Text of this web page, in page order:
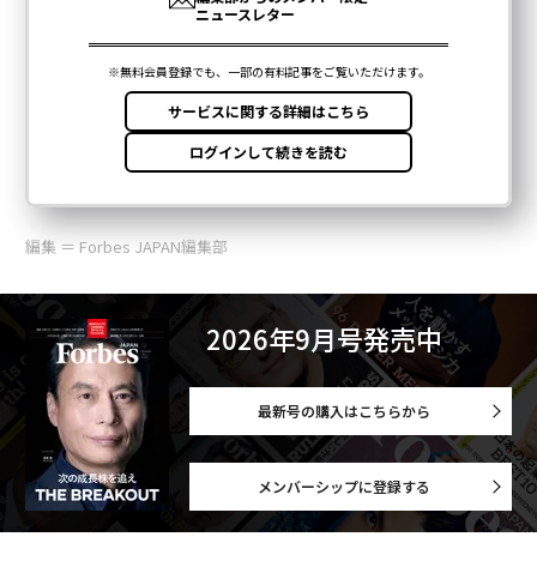
編集 ＝ Forbes JAPAN編集部
2026年9月号発売中
最新号の購入はこちらから
メンバーシップに登録する